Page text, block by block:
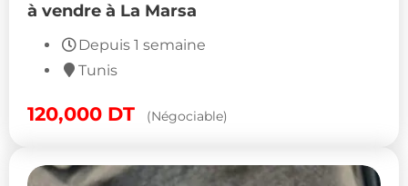
à vendre à La Marsa
Depuis 1 semaine
Tunis
120,000 DT (Négociable)